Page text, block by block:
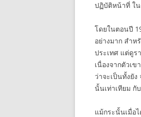
ปฏิบัติหน้าที่ ใ
โดยในตอนปี
อย่างมาก สำห
ประเทศ แต่ดูร
เนื่องจากตัวเ
ว่าจะเป็นทั้งยั
นั้นเท่าเทียม กั
แม้กระนั้นเมื่อ